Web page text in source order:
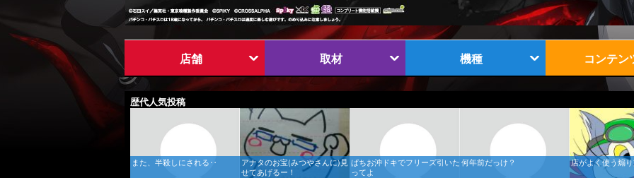
店舗 取材 機種 コンテン
歴代人気投稿
また、半殺しにされる‥
アナタのお宝(みつやさんに)見
せてあげるー！
ぱちお沖ドキでフリーズ引いた
ってよ
何年前だっけ？ 店がよく使う煽